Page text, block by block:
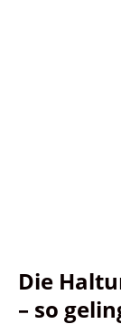
Die
– so